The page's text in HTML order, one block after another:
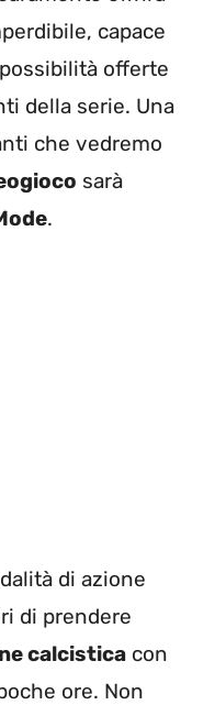
capace
offerte
della serie. Una
che vedremo
sarà
.
di azione
di prendere
calcistica con
ore. Non